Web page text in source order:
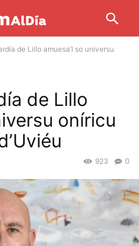
de Lillo amuesa’l so universu
de Lillo
oníricu
0
923